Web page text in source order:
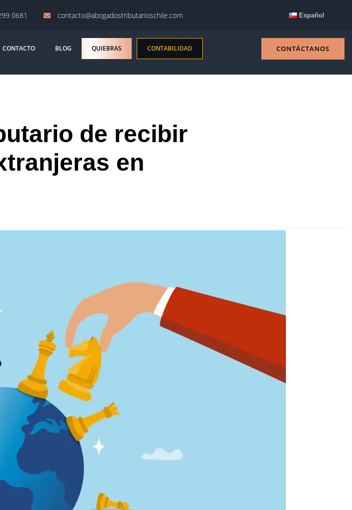
0681 contacto@abogadostributarioschile.com Español
CONTACTO BLOG QUIEBRAS CONTABILIDAD CONTÁCTANOS
de recibir
en